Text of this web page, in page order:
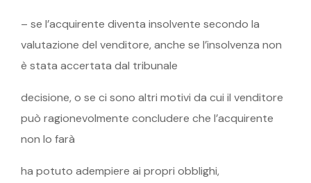
– se l’acquirente diventa insolvente secondo la
valutazione del venditore, anche se l’insolvenza non
è stata accertata dal tribunale
decisione, o se ci sono altri motivi da cui il venditore
può ragionevolmente concludere che l’acquirente
non lo farà
ha potuto adempiere ai propri obblighi,